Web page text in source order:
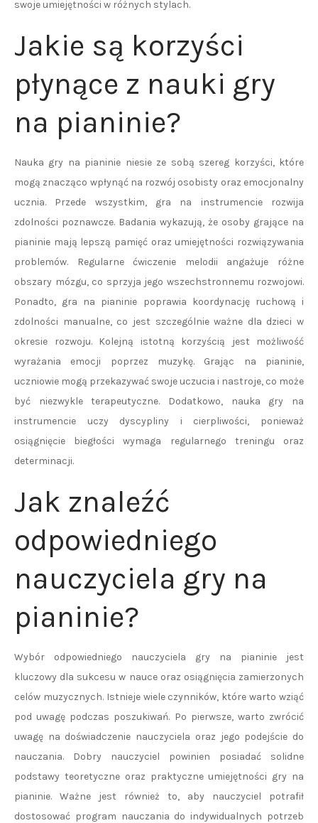
swoje umiejętności w różnych stylach.
Jakie są korzyści
płynące z nauki gry
na pianinie?
Nauka gry na pianinie niesie ze sobą szereg korzyści, które
mogą znacząco wpłynąć na rozwój osobisty oraz emocjonalny
ucznia. Przede wszystkim, gra na instrumencie rozwija
zdolności poznawcze. Badania wykazują, że osoby grające na
pianinie mają lepszą pamięć oraz umiejętności rozwiązywania
problemów. Regularne ćwiczenie melodii angażuje różne
obszary mózgu, co sprzyja jego wszechstronnemu rozwojowi.
Ponadto, gra na pianinie poprawia koordynację ruchową i
zdolności manualne, co jest szczególnie ważne dla dzieci w
okresie rozwoju. Kolejną istotną korzyścią jest możliwość
wyrażania emocji poprzez muzykę. Grając na pianinie,
uczniowie mogą przekazywać swoje uczucia i nastroje, co może
być niezwykle terapeutyczne. Dodatkowo, nauka gry na
instrumencie uczy dyscypliny i cierpliwości, ponieważ
osiągnięcie biegłości wymaga regularnego treningu oraz
determinacji.
Jak znaleźć
odpowiedniego
nauczyciela gry na
pianinie?
Wybór odpowiedniego nauczyciela gry na pianinie jest
kluczowy dla sukcesu w nauce oraz osiągnięcia zamierzonych
celów muzycznych. Istnieje wiele czynników, które warto wziąć
pod uwagę podczas poszukiwań. Po pierwsze, warto zwrócić
uwagę na doświadczenie nauczyciela oraz jego podejście do
nauczania. Dobry nauczyciel powinien posiadać solidne
podstawy teoretyczne oraz praktyczne umiejętności gry na
pianinie. Ważne jest również to, aby nauczyciel potrafił
dostosować program nauczania do indywidualnych potrzeb